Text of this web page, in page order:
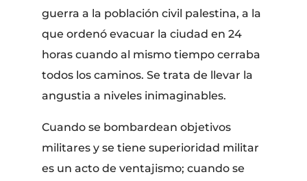
guerra a la población civil palestina, a la
que ordenó evacuar la ciudad en 24
horas cuando al mismo tiempo cerraba
todos los caminos. Se trata de llevar la
angustia a niveles inimaginables.
Cuando se bombardean objetivos
militares y se tiene superioridad militar
es un acto de ventajismo; cuando se